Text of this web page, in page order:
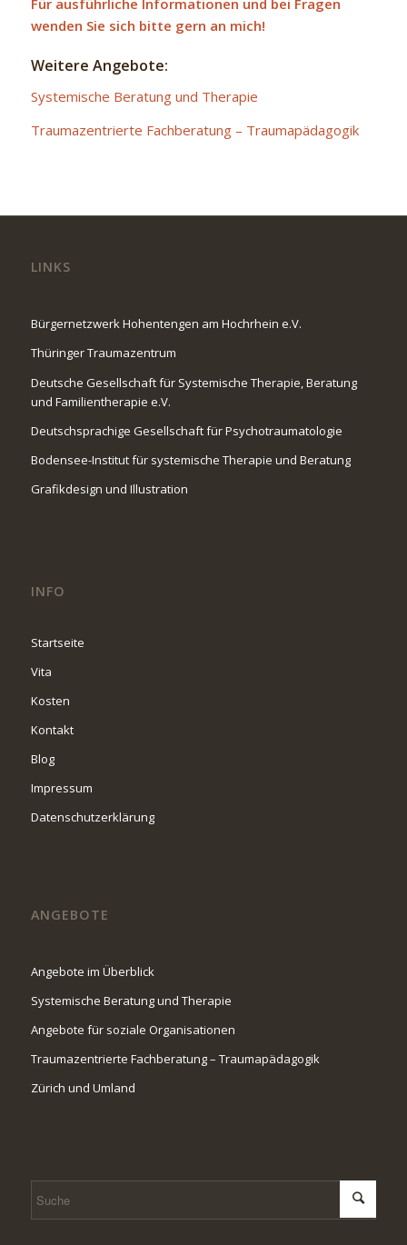
Für ausführliche Informationen und bei Fragen
wenden Sie sich bitte gern an mich!
Weitere Angebote:
Systemische Beratung und Therapie
Traumazentrierte Fachberatung – Traumapädagogik
LINKS
Bürgernetzwerk Hohentengen am Hochrhein e.V.
Thüringer Traumazentrum
Deutsche Gesellschaft für Systemische Therapie, Beratung
und Familientherapie e.V.
Deutschsprachige Gesellschaft für Psychotraumatologie
Bodensee-Institut für systemische Therapie und Beratung
Grafikdesign und Illustration
INFO
Startseite
Vita
Kosten
Kontakt
Blog
Impressum
Datenschutzerklärung
ANGEBOTE
Angebote im Überblick
Systemische Beratung und Therapie
Angebote für soziale Organisationen
Traumazentrierte Fachberatung – Traumapädagogik
Zürich und Umland